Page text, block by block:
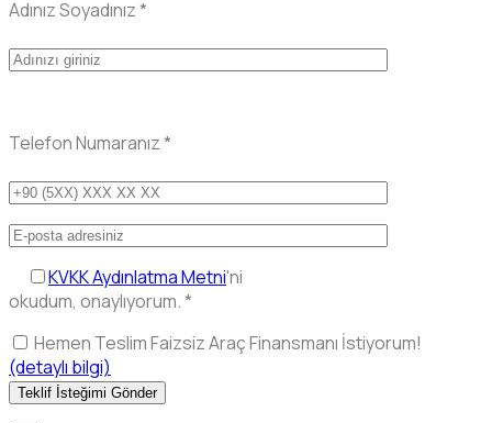
Adınız Soyadınız*
Telefon Numaranız*
KVKK Aydınlatma Metni'ni
okudum, onaylıyorum.*
Hemen Teslim Faizsiz Araç Finansmanı İstiyorum!
(detaylı bilgi)